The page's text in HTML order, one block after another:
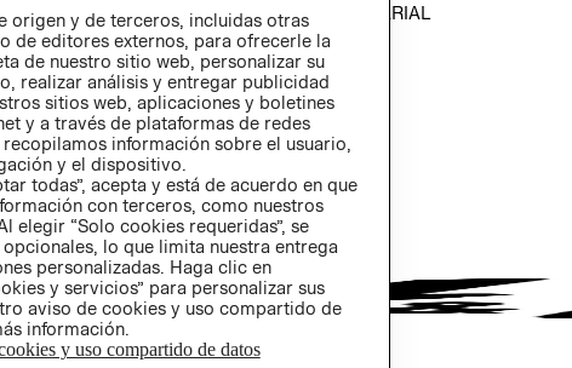
POLÍTICA EMPRESARIAL
origen y de terceros, incluidas otras
de editores externos, para ofrecerle la
de nuestro sitio web, personalizar su
realizar análisis y entregar publicidad
sitios web, aplicaciones y boletines
y a través de plataformas de redes
información sobre el usuario,
y el dispositivo.
todas”, acepta y está de acuerdo en que
con terceros, como nuestros
elegir “Solo cookies requeridas”, se
lo que limita nuestra entrega
personalizadas. Haga clic en
y servicios” para personalizar sus
aviso de cookies y uso compartido de
información.
y uso compartido de datos